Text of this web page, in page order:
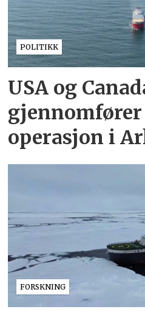
POLITIKK
USA og
operasjon i
FORSKNING